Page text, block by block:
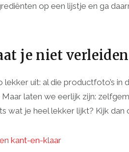
op een lijstje en ga
je niet
lekker uit: al die productfoto’s in
laten we eerlijk zijn:
wat je heel lekker lijkt? Kijk